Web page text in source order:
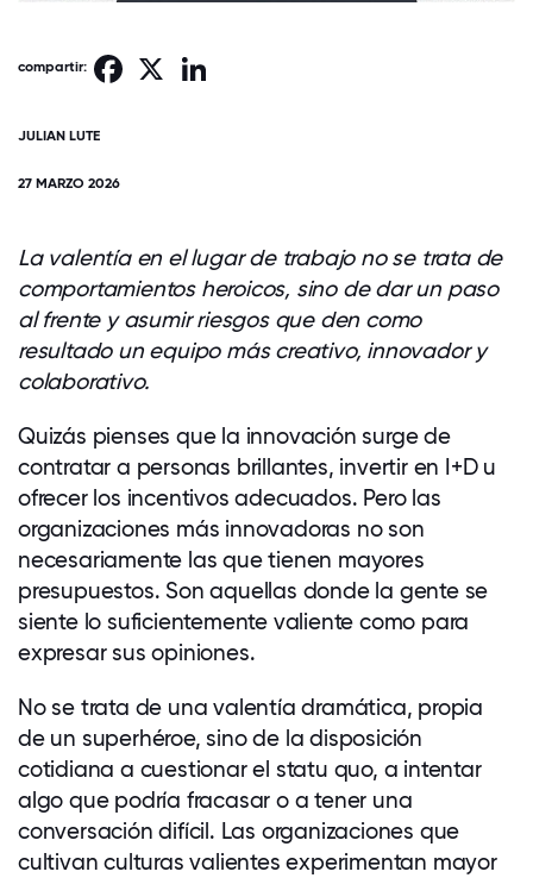
compartir: Facebook
JULIAN LUTE
27 MARZO 2026
La valentía en el lugar de trabajo no se trata de
comportamientos heroicos, sino de dar un paso
al frente y asumir riesgos que den como
resultado un equipo más creativo, innovador y
colaborativo.
Quizás pienses que la innovación surge de
contratar a personas brillantes, invertir en I+D u
ofrecer los incentivos adecuados. Pero las
organizaciones más innovadoras no son
necesariamente las que tienen mayores
presupuestos. Son aquellas donde la gente se
siente lo suficientemente valiente como para
expresar sus opiniones.
No se trata de una valentía dramática, propia
de un superhéroe, sino de la disposición
cotidiana a cuestionar el statu quo, a intentar
algo que podría fracasar o a tener una
conversación difícil. Las organizaciones que
cultivan culturas valientes experimentan mayor